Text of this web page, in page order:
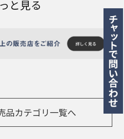
と見る
品カテゴリ一覧へ